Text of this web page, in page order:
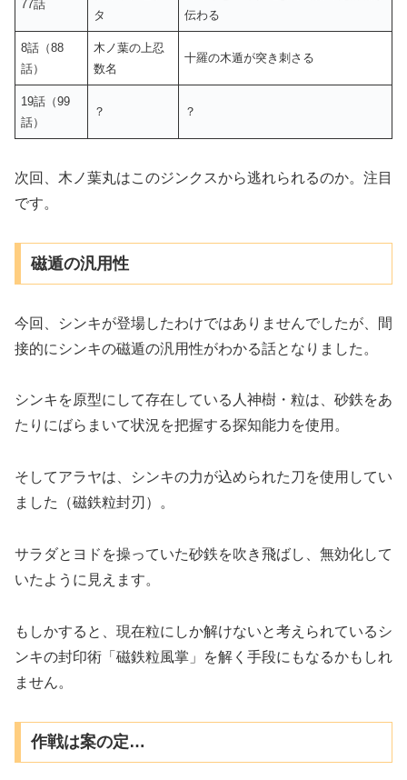
77話
タ
伝わる
8話（88
話）
木ノ葉の上忍
数名
十羅の木遁が突き刺さる
19話（99
話）
？ ？
次回、木ノ葉丸はこのジンクスから逃れられるのか。注目
です。
磁遁の汎用性
今回、シンキが登場したわけではありませんでしたが、間
接的にシンキの磁遁の汎用性がわかる話となりました。
シンキを原型にして存在している人神樹・粒は、砂鉄をあ
たりにばらまいて状況を把握する探知能力を使用。
そしてアラヤは、シンキの力が込められた刀を使用してい
ました（磁鉄粒封刃）。
サラダとヨドを操っていた砂鉄を吹き飛ばし、無効化して
いたように見えます。
もしかすると、現在粒にしか解けないと考えられているシ
ンキの封印術「磁鉄粒風掌」を解く手段にもなるかもしれ
ません。
作戦は案の定…